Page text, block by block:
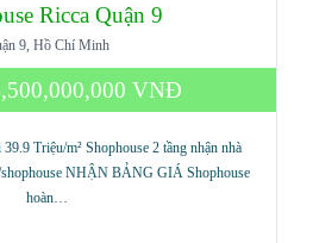
Ricca Quận 9
9, Hồ Chí Minh
VNĐ
Triệu/m² Shophouse 2 tầng nhận nhà
NHẬN BẢNG GIÁ Shophouse
hoàn…